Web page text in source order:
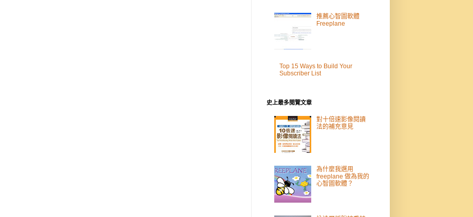
推薦心智圖軟體
Freeplane
Top 15 Ways to Build Your
Subscriber List
史上最多閱覽文章
對十倍速影像閱讀
法的補充意見
為什麼我選用
freeplane 做為我的
心智圖軟體？